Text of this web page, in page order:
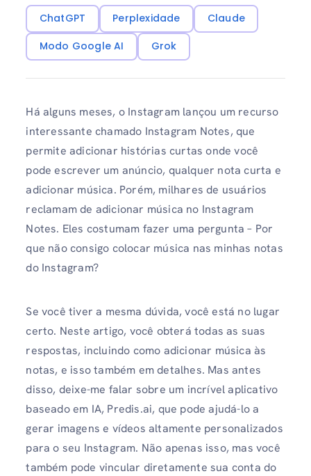
ChatGPT Perplexidade
Claude
Modo Google AI
Grok
Há alguns meses, o Instagram lançou um recurso
interessante chamado Instagram Notes, que
permite adicionar histórias curtas onde você
pode escrever um anúncio, qualquer nota curta e
adicionar música. Porém, milhares de usuários
reclamam de adicionar música no Instagram
Notes. Eles costumam fazer uma pergunta – Por
que não consigo colocar música nas minhas notas
do Instagram?
Se você tiver a mesma dúvida, você está no lugar
certo. Neste artigo, você obterá todas as suas
respostas, incluindo como adicionar música às
notas, e isso também em detalhes. Mas antes
disso, deixe-me falar sobre um incrível aplicativo
baseado em IA, Predis.ai, que pode ajudá-lo a
gerar imagens e vídeos altamente personalizados
para o seu Instagram. Não apenas isso, mas você
também pode vincular diretamente sua conta do